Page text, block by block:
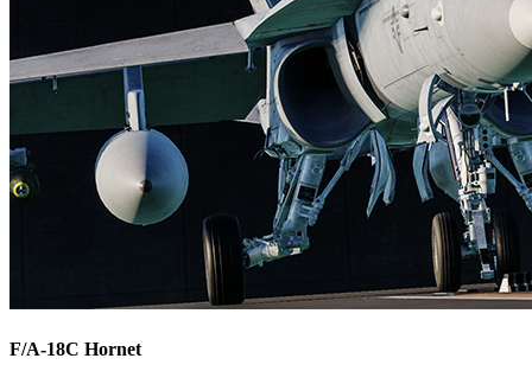
F/A-18C Hornet